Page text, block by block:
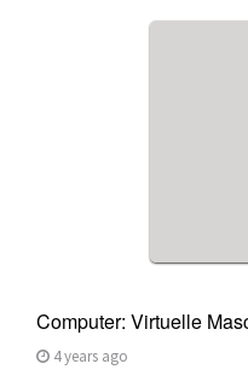
Computer: Virtuelle
4 years ago